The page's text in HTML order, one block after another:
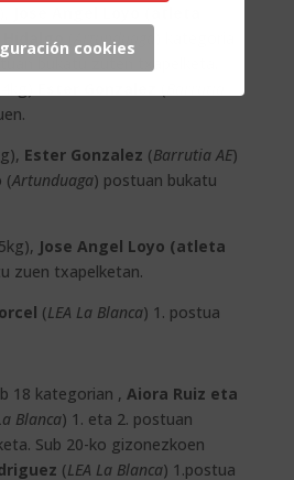
Artunduaga
bukatu zuten txapelketa.
Ester Gonzalez (Barrutia AE)
(Artunduaga) postuan bukatu
Jose Angel Loyo (atleta
zuen txapelketan.
(LEA La Blanca) 1. postua
18 kategorian , Aiora Ruiz eta
Blanca) 1. eta 2. postuan
Sub 20-ko gizonezkoen
(LEA La Blanca) 1.postua
cookies